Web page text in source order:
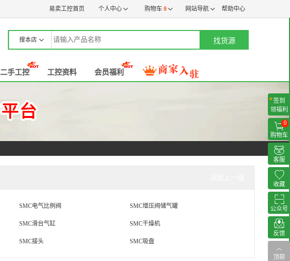
易卖工控首页 个人中心 购物车 0 网站导航 帮助中心
搜本店 找货源
二手工控 工控资料 会员福利
SMC电气比例阀 SMC增压阀储气罐
SMC滑台气缸 SMC干燥机
SMC接头 SMC吸盘
签到
领福利
0
购物车
客服
收藏
公众号
反馈
︿
顶部